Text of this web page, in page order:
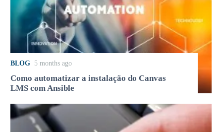
BLOG 5 months ago
Como automatizar a instalação do Canvas
LMS com Ansible